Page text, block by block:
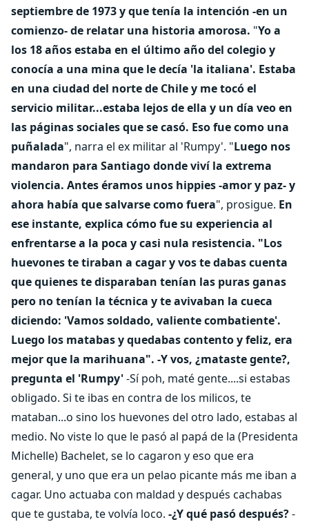
septiembre de 1973 y que tenía la intención -en un
comienzo- de relatar una historia amorosa. "Yo a
los 18 años estaba en el último año del colegio y
conocía a una mina que le decía 'la italiana'. Estaba
en una ciudad del norte de Chile y me tocó el
servicio militar...estaba lejos de ella y un día veo en
las páginas sociales que se casó. Eso fue como una
puñalada", narra el ex militar al 'Rumpy'. "Luego nos
mandaron para Santiago donde viví la extrema
violencia. Antes éramos unos hippies -amor y paz- y
ahora había que salvarse como fuera", prosigue. En
ese instante, explica cómo fue su experiencia al
enfrentarse a la poca y casi nula resistencia. "Los
huevones te tiraban a cagar y vos te dabas cuenta
que quienes te disparaban tenían las puras ganas
pero no tenían la técnica y te avivaban la cueca
diciendo: 'Vamos soldado, valiente combatiente'.
Luego los matabas y quedabas contento y feliz, era
mejor que la marihuana". -Y vos, ¿mataste gente?,
pregunta el 'Rumpy'-Sí poh, maté gente....si estabas
obligado. Si te ibas en contra de los milicos, te
mataban...o sino los huevones del otro lado, estabas al
medio. No viste lo que le pasó al papá de la (Presidenta
Michelle) Bachelet, se lo cagaron y eso que era
general, y uno que era un pelao picante más me iban a
cagar. Uno actuaba con maldad y después cachabas
que te gustaba, te volvía loco. -¿Y qué pasó después?-